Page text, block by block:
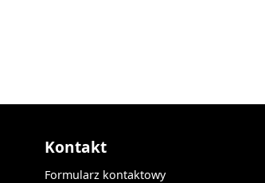
Kontakt
Formularz kontaktowy